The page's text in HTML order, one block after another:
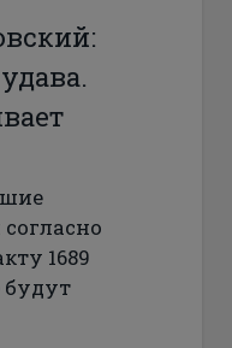
1689
будут